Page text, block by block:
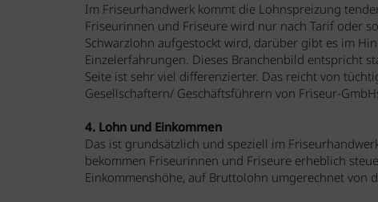
Im Friseurhandwerk kommt die Lohnspreizung
Friseurinnen und Friseure wird nur nach Tarif oder
Schwarzlohn aufgestockt wird, darüber gibt es im
Einzelerfahrungen. Dieses Branchenbild entspricht
Seite ist sehr viel differenzierter. Das reicht von
Gesellschaftern/ Geschäftsführern von Friseur-
4. Lohn und Einkommen
Das ist grundsätzlich und speziell im
bekommen Friseurinnen und Friseure erheblich
Einkommenshöhe, auf Bruttolohn umgerechnet